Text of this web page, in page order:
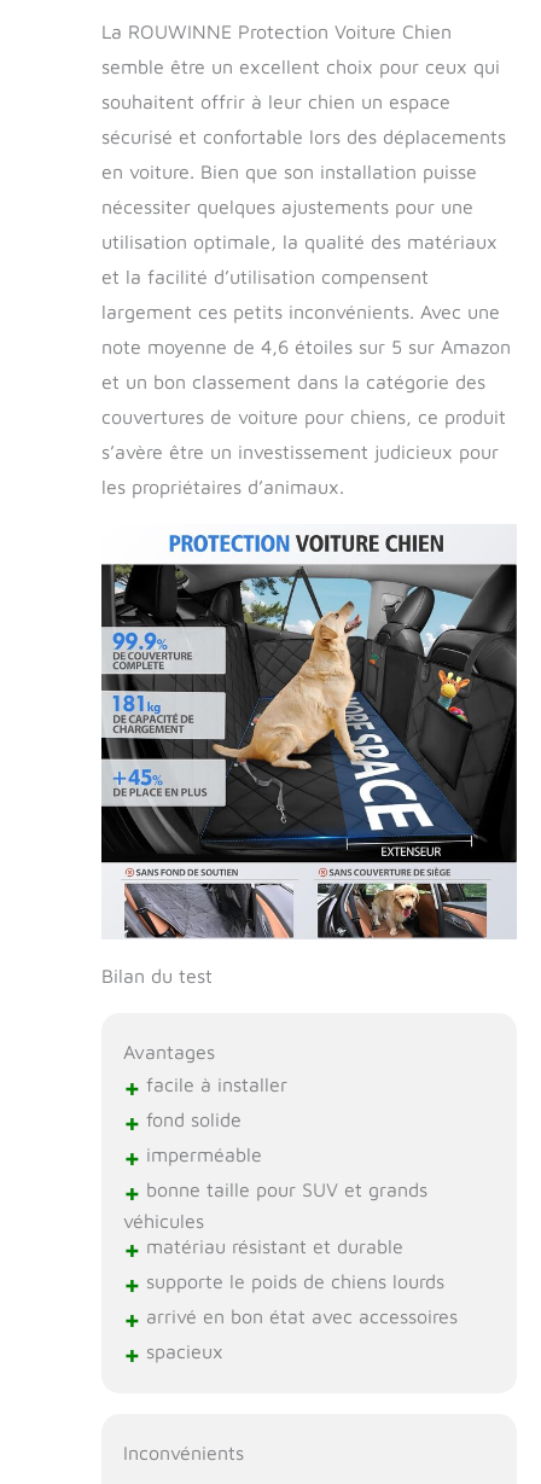
permettant à votre
de réduire son anxiété
pendant les trajets.
Les zips
antidérapants de
chaque côté
permettent une
interaction facile avec
votre animal. De plus,
les sangles renforcées
assurent une sécurité
poches de rangement
pratiques permettent
de stocker jouets,
friandises et autres
accessoires.
La ROUWINNE Protection Voiture Chien
semble être un excellent choix pour ceux qui
souhaitent offrir à leur chien un espace
sécurisé et confortable lors des déplacements
en voiture. Bien que son installation puisse
nécessiter quelques ajustements pour une
utilisation optimale, la qualité des matériaux
et la facilité d’utilisation compensent
largement ces petits inconvénients. Avec une
note moyenne de 4,6 étoiles sur 5 sur Amazon
et un bon classement dans la catégorie des
couvertures de voiture pour chiens, ce produit
s’avère être un investissement judicieux pour
les propriétaires d’animaux.
Bilan du test
Avantages
+ facile à installer
+ fond solide
+ imperméable
+ bonne taille pour SUV et grands
véhicules
+ matériau résistant et durable
+ supporte le poids de chiens lourds
+ arrivé en bon état avec accessoires
+ spacieux
Inconvénients